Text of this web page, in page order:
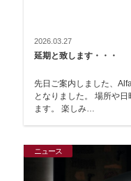
2026.03.27
延期と致します・・・
先日ご案内しました、
となりました。 場所や日時に関しては、現在調整中となってい
ます。 楽しみ…
ニュース